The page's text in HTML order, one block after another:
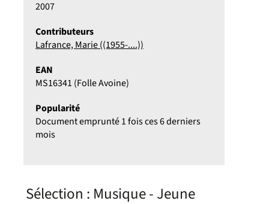
2007
Contributeurs
Lafrance, Marie ((1955-....))
EAN
MS16341 (Folle Avoine)
Popularité
Document emprunté 1 fois ces 6 derniers
mois
Sélection : Musique - Jeune